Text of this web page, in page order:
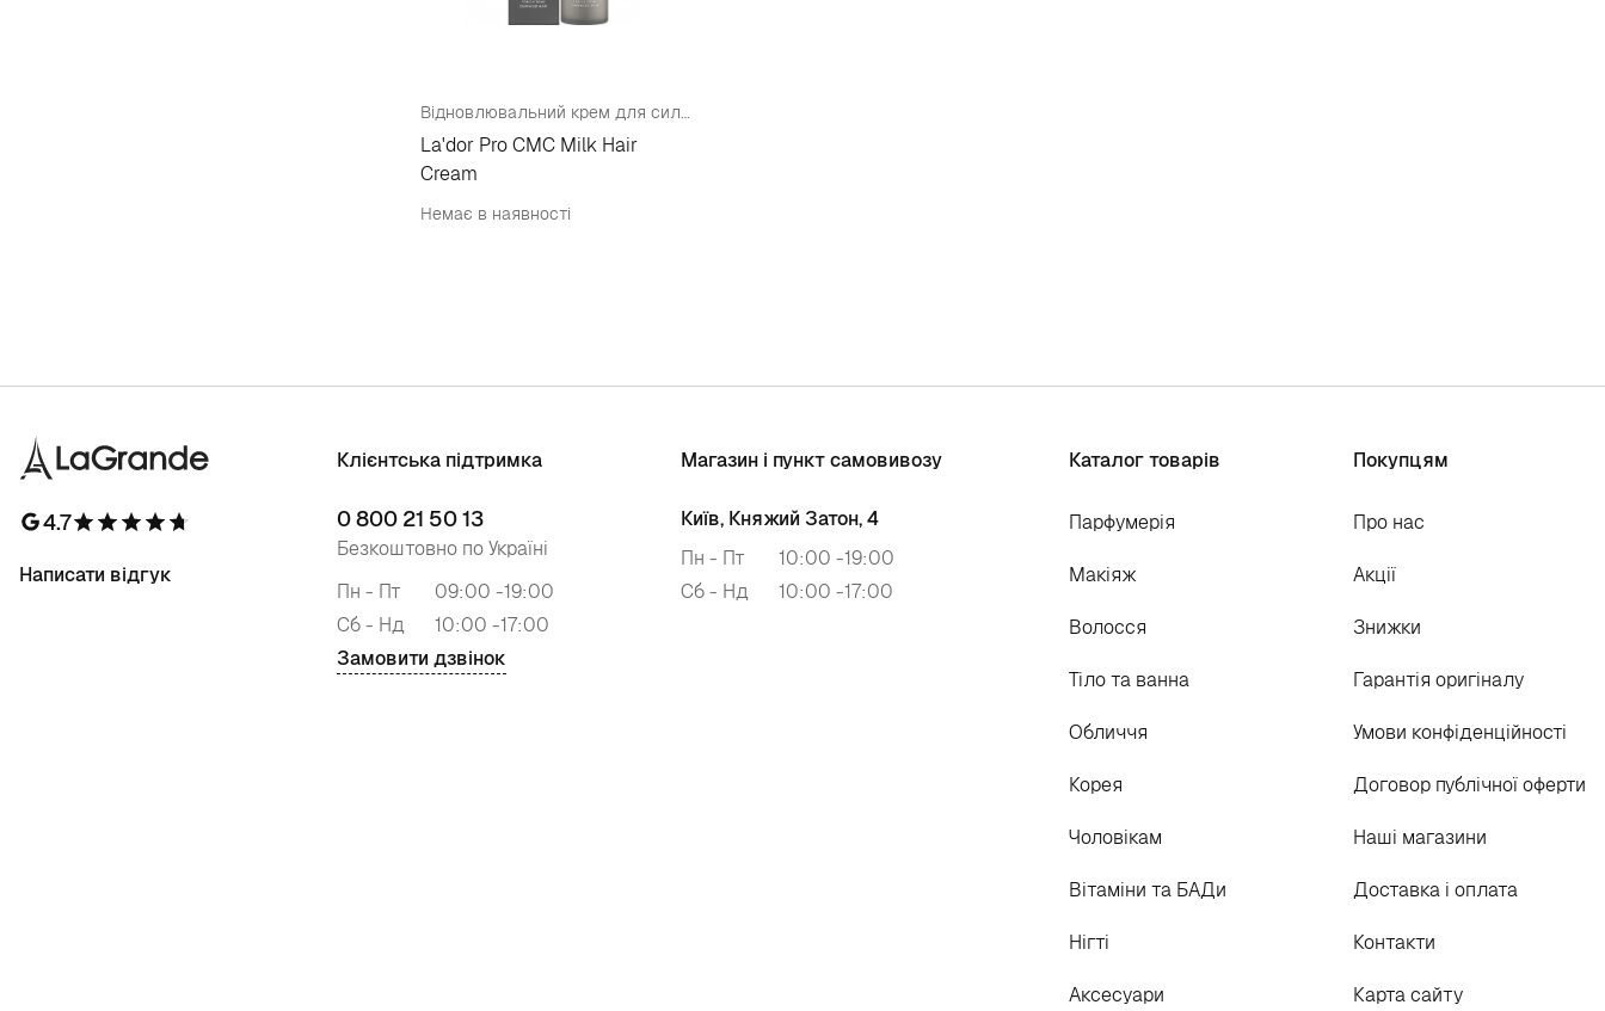
Відновлювальний крем для сильно пошкодженого волосся з церамідами
La'dor Pro CMC Milk Hair
Cream
Немає в наявності
4.7
Написати відгук
Клієнтська підтримка
0 800 21 50 13
Безкоштовно по Україні
Пн - Пт
09:00 -19:00
Сб - Нд
10:00 -17:00
Замовити дзвінок
Магазин і пункт самовивозу
Київ, Княжий Затон, 4
Пн - Пт
10:00 -19:00
Сб - Нд
10:00 -17:00
Каталог товарів
Парфумерія
Макіяж
Волосся
Тіло та ванна
Обличчя
Корея
Чоловікам
Вітаміни та БАДи
Нігті
Аксесуари
Покупцям
Про нас
Акції
Знижки
Гарантія оригіналу
Умови конфіденційності
Договор публічної оферти
Наші магазини
Доставка і оплата
Контакти
Карта сайту